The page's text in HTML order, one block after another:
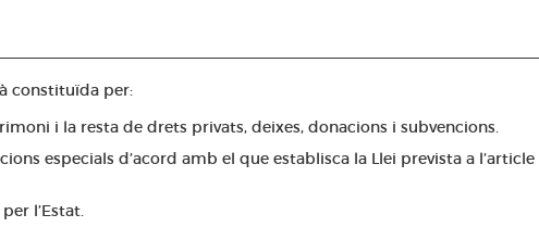
constituïda per:
i la resta de drets privats, deixes, donacions i subvencions.
especials d’acord amb el que establisca la Llei prevista a l’article
l’Estat.